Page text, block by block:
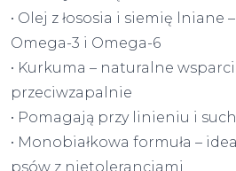
• Olej z łososia i siemię
Omega-3 i Omega-6
• Kurkuma – naturalne
przeciwzapalnie
• Pomagają przy linieniu i
• Monobiałkowa formuła –
psów z nietolerancjami